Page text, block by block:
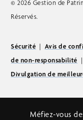
© 2026 Gestion de
Réservés.
Sécurité | Avis de
de non-responsabilité
Divulgation de
Méfiez-vous